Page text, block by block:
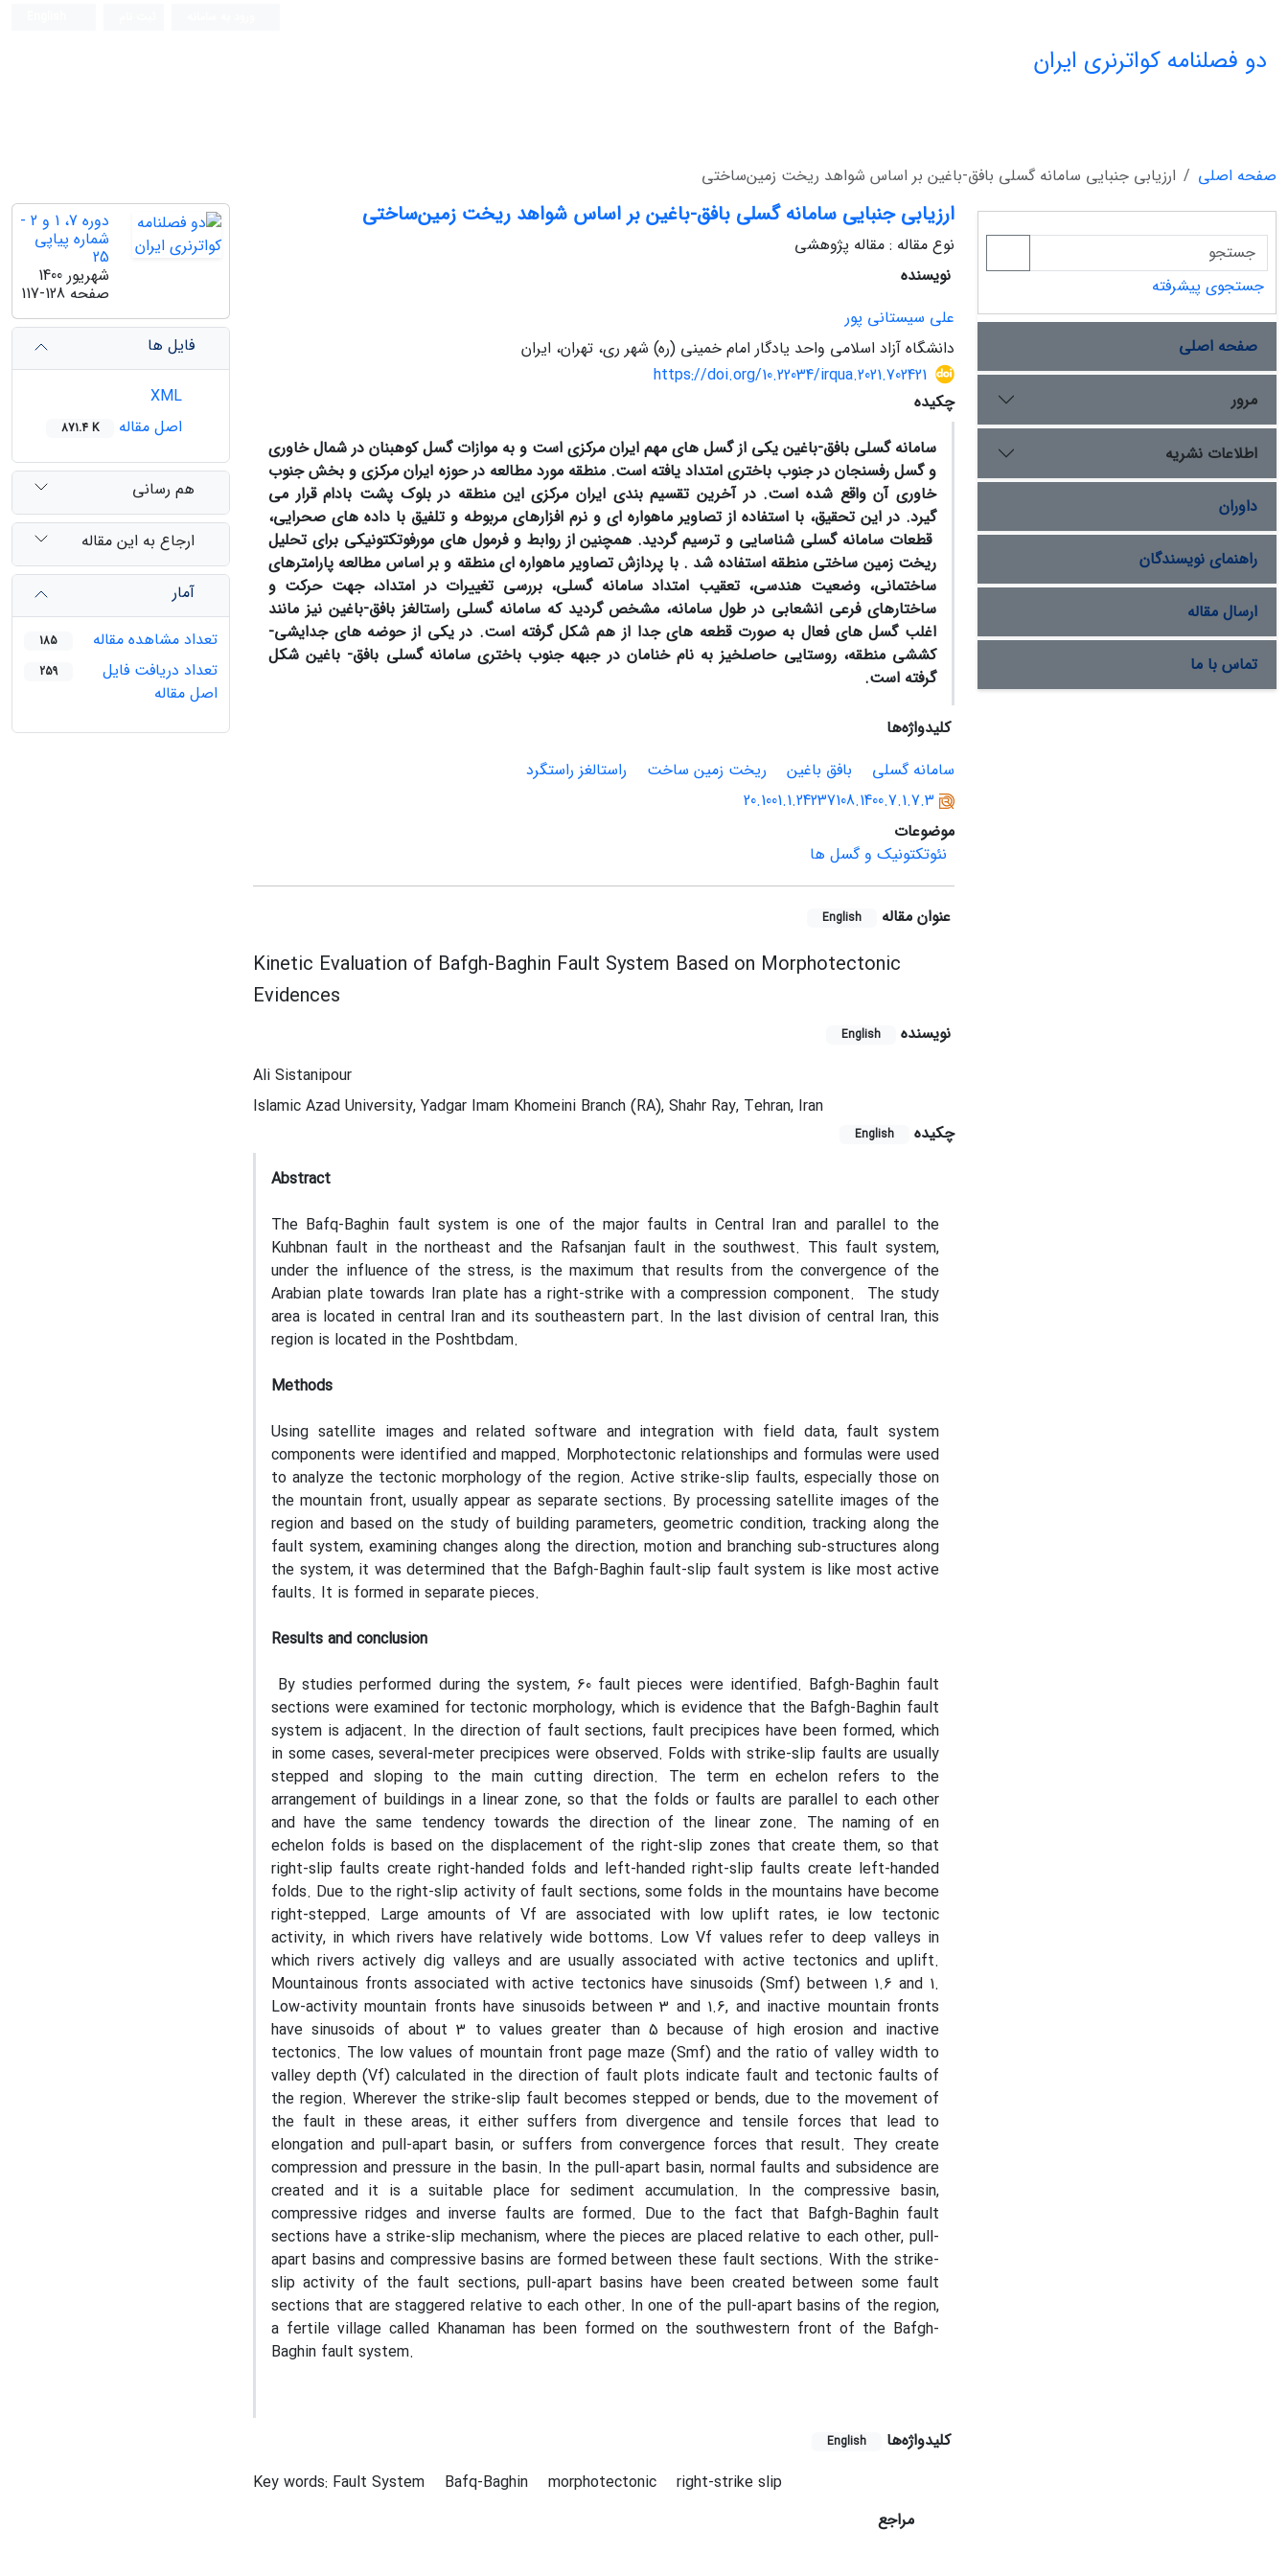
دو فصلنامه کواترنری ایران
صفحه اصلی ارزیابی جنبایی سامانه گسلی بافق-باغین بر اساس شواهد ریخت زمین‌ساختی
ارزیابی جنبایی سامانه گسلی بافق-باغین بر اساس شواهد ریخت زمین‌ساختی
نوع مقاله : مقاله پژوهشی
نویسنده
علی سیستانی پور
دانشگاه آزاد اسلامی واحد یادگار امام خمینی (ره) شهر ری، تهران، ایران
https://doi.org/10.22034/irqua.2021.702421
چکیده
سامانه گسلی بافق-باغین یکی از گسل های مهم ایران مرکزی است و به موازات گسل کوهبنان در شمال خاوری
و گسل رفسنجان در جنوب باختری امتداد یافته است. منطقه مورد مطالعه در حوزه ایران مرکزی و بخش جنوب
خاوری آن واقع شده است. در آخرین تقسیم بندی ایران مرکزی این منطقه در بلوک پشت بادام قرار می
گیرد. در این تحقیق، با استفاده از تصاویر ماهواره ای و نرم افزارهای مربوطه و تلفیق با داده های صحرایی،
قطعات سامانه گسلی شناسایی و ترسیم گردید. همچنین از روابط و فرمول های مورفوتکتونیکی برای تحلیل
ریخت زمین ساختی منطقه استفاده شد . با پردازش تصاویر ماهواره ای منطقه و بر اساس مطالعه پارامترهای
ساختمانی، وضعیت هندسی، تعقیب امتداد سامانه گسلی، بررسی تغییرات در امتداد، جهت حرکت و
ساختارهای فرعی انشعابی در طول سامانه، مشخص گردید که سامانه گسلی راستالغز بافق-باغین نیز مانند
اغلب گسل های فعال به صورت قطعه های جدا از هم شکل گرفته است. در یکی از حوضه های جدایشی-
کششی منطقه، روستایی حاصلخیز به نام خنامان در جبهه جنوب باختری سامانه گسلی بافق- باغین شکل
گرفته است.
کلیدواژه‌ها
سامانه گسلی
بافق باغین ریخت زمین ساخت
راستالغز راستگرد
20.1001.1.24237108.1400.7.1.7.3
موضوعات
نئوتکتونیک و گسل ها
عنوان مقاله English
Kinetic Evaluation of Bafgh-Baghin Fault System Based on Morphotectonic
Evidences
نویسنده English
Ali Sistanipour
Islamic Azad University, Yadgar Imam Khomeini Branch (RA), Shahr Ray, Tehran, Iran
چکیده
English
Abstract
The Bafq-Baghin fault system is one of the major faults in Central Iran and parallel to the
Kuhbnan fault in the northeast and the Rafsanjan fault in the southwest. This fault system,
under the influence of the stress, is the maximum that results from the convergence of the
Arabian plate towards Iran plate has a right-strike with a compression component. The study
area is located in central Iran and its southeastern part. In the last division of central Iran, this
region is located in the Poshtbdam.
Methods
Using satellite images and related software and integration with field data, fault system
components were identified and mapped. Morphotectonic relationships and formulas were used
to analyze the tectonic morphology of the region. Active strike-slip faults, especially those on
the mountain front, usually appear as separate sections. By processing satellite images of the
region and based on the study of building parameters, geometric condition, tracking along the
fault system, examining changes along the direction, motion and branching sub-structures along
the system, it was determined that the Bafgh-Baghin fault-slip fault system is like most active
faults. It is formed in separate pieces.
Results and conclusion
By studies performed during the system, 60 fault pieces were identified. Bafgh-Baghin fault
sections were examined for tectonic morphology, which is evidence that the Bafgh-Baghin fault
system is adjacent. In the direction of fault sections, fault precipices have been formed, which
in some cases, several-meter precipices were observed. Folds with strike-slip faults are usually
stepped and sloping to the main cutting direction. The term en echelon refers to the
arrangement of buildings in a linear zone, so that the folds or faults are parallel to each other
and have the same tendency towards the direction of the linear zone. The naming of en
echelon folds is based on the displacement of the right-slip zones that create them, so that
right-slip faults create right-handed folds and left-handed right-slip faults create left-handed
folds. Due to the right-slip activity of fault sections, some folds in the mountains have become
right-stepped. Large amounts of Vf are associated with low uplift rates, ie low tectonic
activity, in which rivers have relatively wide bottoms. Low Vf values refer to deep valleys in
which rivers actively dig valleys and are usually associated with active tectonics and uplift.
Mountainous fronts associated with active tectonics have sinusoids (Smf) between 1.6 and 1.
Low-activity mountain fronts have sinusoids between 3 and 1.6, and inactive mountain fronts
have sinusoids of about 3 to values greater than 5 because of high erosion and inactive
tectonics. The low values of mountain front page maze (Smf) and the ratio of valley width to
valley depth (Vf) calculated in the direction of fault plots indicate fault and tectonic faults of
the region. Wherever the strike-slip fault becomes stepped or bends, due to the movement of
the fault in these areas, it either suffers from divergence and tensile forces that lead to
elongation and pull-apart basin, or suffers from convergence forces that result. They create
compression and pressure in the basin. In the pull-apart basin, normal faults and subsidence are
created and it is a suitable place for sediment accumulation. In the compressive basin,
compressive ridges and inverse faults are formed. Due to the fact that Bafgh-Baghin fault
sections have a strike-slip mechanism, where the pieces are placed relative to each other, pull-
apart basins and compressive basins are formed between these fault sections. With the strike-
slip activity of the fault sections, pull-apart basins have been created between some fault
sections that are staggered relative to each other. In one of the pull-apart basins of the region,
a fertile village called Khanaman has been formed on the southwestern front of the Bafgh-
Baghin fault system.
کلیدواژه‌ها English
Key words: Fault System Bafq-Baghin morphotectonic
right-strike slip
مراجع
دوره 7، 1 و 2 -
شماره پیاپی
25
شهریور 1400
صفحه 117-128
فایل ها
اصل مقاله
871.4 K
هم رسانی
ارجاع به این مقاله
آمار
تعداد مشاهده مقاله
185
تعداد دریافت فایل
اصل مقاله
259
جستجوی پیشرفته
صفحه اصلی
مرور
اطلاعات نشریه
داوران
راهنمای نویسندگان
ارسال مقاله
تماس با ما